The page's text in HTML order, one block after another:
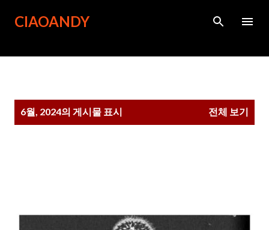
CIAOANDY
6월, 2024의 게시물 표시 전체 보기